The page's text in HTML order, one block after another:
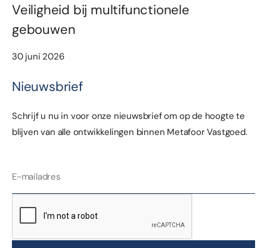
Veiligheid bij multifunctionele
gebouwen
30 juni 2026
Nieuwsbrief
Schrijf u nu in voor onze nieuwsbrief om op de hoogte te
blijven van alle ontwikkelingen binnen Metafoor Vastgoed.